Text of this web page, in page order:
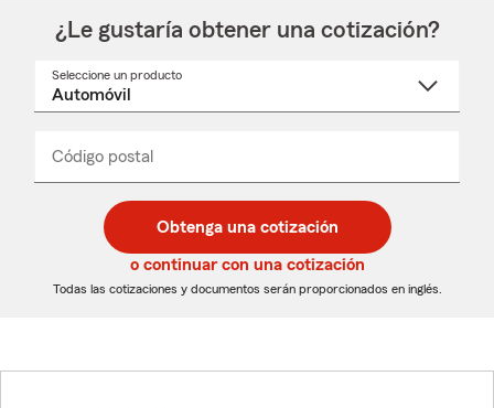
¿Le gustaría obtener una cotización?
Seleccione un producto
desplegable
Código postal
de
5
dígitos
de
5
dígitos
_____
Obtenga una cotización
o continuar con una cotización
Todas las cotizaciones y documentos serán proporcionados en inglés.